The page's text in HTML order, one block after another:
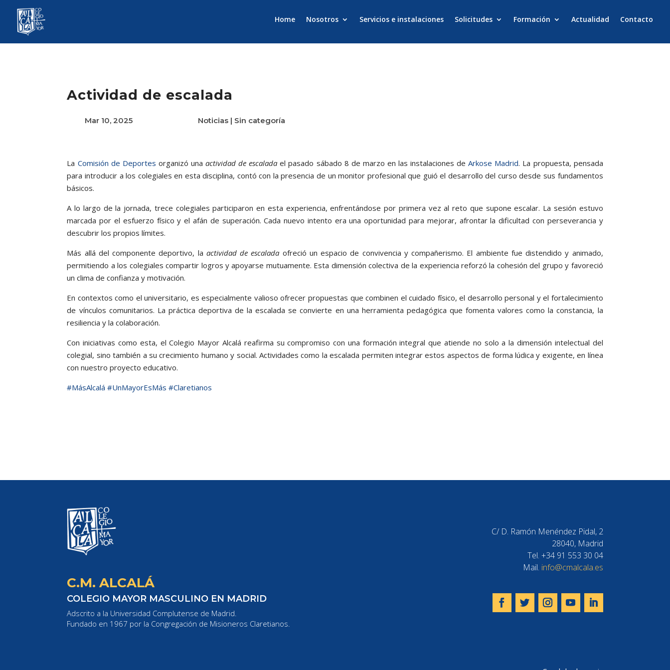
Home Nosotros Servicios e instalaciones Solicitudes Formación Actualidad Contacto
Actividad de escalada
Mar 10, 2025 Noticias | Sin categoría
La Comisión de Deportes organizó unaactividad de escalada el pasado sábado 8 de marzo en las instalaciones deArkose Madrid. La propuesta, pensada
para introducir a los colegiales en esta disciplina, contó con la presencia de un monitor profesional que guió el desarrollo del curso desde sus fundamentos
básicos.
A lo largo de la jornada, trece colegiales participaron en esta experiencia, enfrentándose por primera vez al reto que supone escalar. La sesión estuvo
marcada por el esfuerzo físico y el afán de superación. Cada nuevo intento era una oportunidad para mejorar, afrontar la dificultad con perseverancia y
descubrir los propios límites.
Más allá del componente deportivo, la actividad de escalada ofreció un espacio de convivencia y compañerismo. El ambiente fue distendido y animado,
permitiendo a los colegiales compartir logros y apoyarse mutuamente. Esta dimensión colectiva de la experiencia reforzó la cohesión del grupo y favoreció
un clima de confianza y motivación.
En contextos como el universitario, es especialmente valioso ofrecer propuestas que combinen el cuidado físico, el desarrollo personal y el fortalecimiento
de vínculos comunitarios. La práctica deportiva de la escalada se convierte en una herramienta pedagógica que fomenta valores como la constancia, la
resiliencia y la colaboración.
Con iniciativas como esta, el Colegio Mayor Alcalá reafirma su compromiso con una formación integral que atiende no solo a la dimensión intelectual del
colegial, sino también a su crecimiento humano y social. Actividades como la escalada permiten integrar estos aspectos de forma lúdica y exigente, en línea
con nuestro proyecto educativo.
#MásAlcalá #UnMayorEsMás#Claretianos
C.M. ALCALÁ
COLEGIO MAYOR MASCULINO EN MADRID
Adscrito a la Universidad Complutense de Madrid.
Fundado en 1967 por la Congregación de Misioneros Claretianos.
C/ D. Ramón Menéndez Pidal, 2
28040, Madrid
Tel. +34 91 553 30 04
Mail. info@cmalcala.es